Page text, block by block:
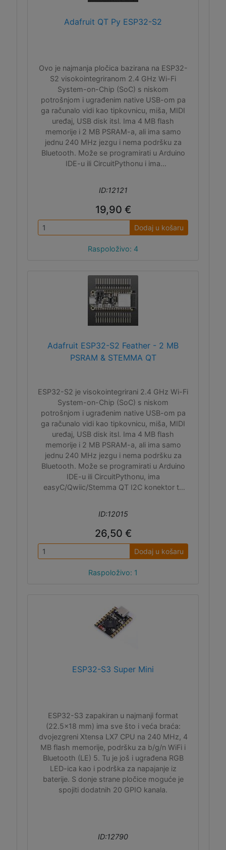
Adafruit QT Py ESP32-S2
Ovo je najmanja pločica bazirana na ESP32-
S2 visokointegriranom 2.4 GHz Wi-Fi
System-on-Chip (SoC) s niskom
potrošnjom i ugrađenim native USB-om pa
ga računalo vidi kao tipkovnicu, miša, MIDI
uređaj, USB disk itsl. Ima 4 MB flash
memorije i 2 MB PSRAM-a, ali ima samo
jednu 240 MHz jezgu i nema podršku za
Bluetooth. Može se programirati u Arduino
IDE-u ili CircuitPythonu i ima
ID:12121
19,90 €
Dodaj u košaru
Raspoloživo: 4
Adafruit ESP32-S2 Feather - 2 MB
PSRAM & STEMMA QT
ESP32-S2 je visokointegrirani 2.4 GHz Wi-Fi
System-on-Chip (SoC) s niskom
potrošnjom i ugrađenim native USB-om pa
ga računalo vidi kao tipkovnicu, miša, MIDI
uređaj, USB disk itsl. Ima 4 MB flash
memorije i 2 MB PSRAM-a, ali ima samo
jednu 240 MHz jezgu i nema podršku za
Bluetooth. Može se programirati u Arduino
IDE-u ili CircuitPythonu, ima
easyC/Qwiic/Stemma QT I2C konektor te
ID:12015
26,50 €
Dodaj u košaru
Raspoloživo: 1
ESP32-S3 Super Mini
ESP32-S3 zapakiran u najmanji format
(22.5x18 mm) ima sve što i veća braća:
dvojezgreni Xtensa LX7 CPU na 240 MHz, 4
MB flash memorije, podršku za b/g/n WiFi i
Bluetooth (LE) 5. Tu je još i ugrađena RGB
LED-ica kao i podrška za napajanje iz
baterije. S donje strane pločice moguće je
spojiti dodatnih 20 GPIO kanala.
ID:12790